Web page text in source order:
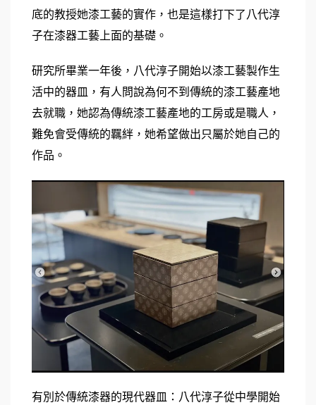
底的教授她漆工藝的實作，也是這樣打下了八代淳
子在漆器工藝上面的基礎。
研究所畢業一年後，八代淳子開始以漆工藝製作生
活中的器皿，有人問說為何不到傳統的漆工藝產地
去就職，她認為傳統漆工藝產地的工房或是職人，
難免會受傳統的羈絆，她希望做出只屬於她自己的
作品。
有別於傳統漆器的現代器皿：八代淳子從中學開始